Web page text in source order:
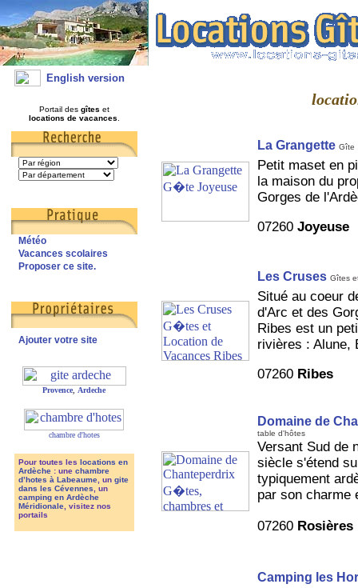
English version
Portail des gîtes et
locations de vacances
Météo
Vacances scolaires
Proposer ce site.
Ajouter votre site
Provence Ardeche
chambre d'hotes
Pour toutes les locations en
Ardèche: une chambre
d’hotes à Labeaume, un gite
dans les Cévennes , un
camping en Ardèche
Méridionale, visitez nos
portails
La Grangette Gîte
Petit maset en
la maison du
Gorges de
07260 Joyeuse
Les Cruses Gîtes
Situé au coeur
d'Arc et des
Ribes est un
rivières : Alune,
07260 Ribes
Domaine de
table d'hôtes
Versant Sud de
siècle s'étend
typiquement
par son charme
07260 Rosières
Camping les